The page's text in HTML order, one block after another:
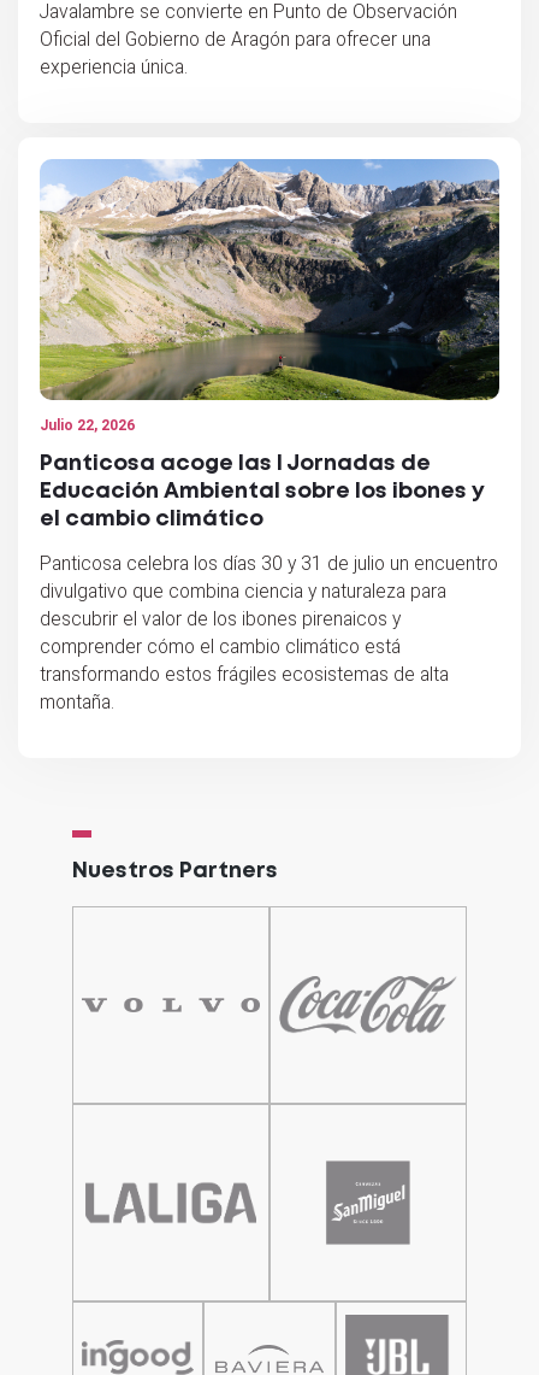
Javalambre se convierte en Punto de Observación
Oficial del Gobierno de Aragón para ofrecer una
experiencia única.
Julio 22, 2026
Panticosa acoge las I Jornadas de
Educación Ambiental sobre los ibones y
el cambio climático
Panticosa celebra los días 30 y 31 de julio un encuentro
divulgativo que combina ciencia y naturaleza para
descubrir el valor de los ibones pirenaicos y
comprender cómo el cambio climático está
transformando estos frágiles ecosistemas de alta
montaña.
Nuestros Partners